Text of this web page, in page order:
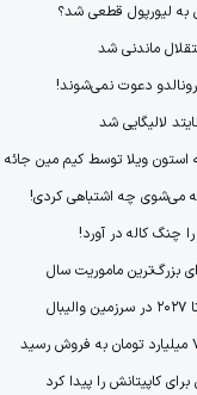
به لیورپول قطعی شد؟
ماندنی شد
لالیگایی شد
استون ویلا توسط کیم مین جائه
می‌شوی چه اشتباهی کردی!
چنگ کاله در آورد!
بزرگ‌ترین ماموریت سال
کاپیتانش را پیدا کرد